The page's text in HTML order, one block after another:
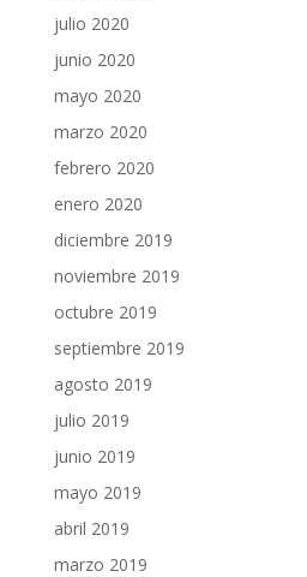
julio 2020
junio 2020
mayo 2020
marzo 2020
febrero 2020
enero 2020
diciembre 2019
noviembre 2019
octubre 2019
septiembre 2019
agosto 2019
julio 2019
junio 2019
mayo 2019
abril 2019
marzo 2019